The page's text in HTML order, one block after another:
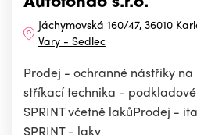
Autofondo s.r.o.
Jáchymovská 160/47, 36010
Vary - Sedlec
Prodej - ochranné nástřiky
stříkací technika -
SPRINT včetně lakůProdej -
SPRINT - laky